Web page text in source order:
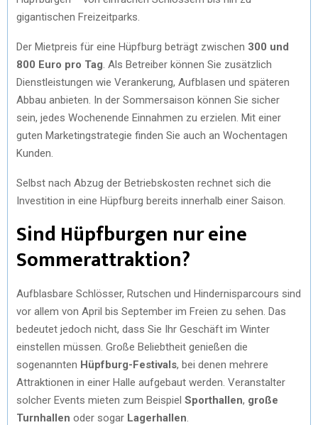
gigantischen Freizeitparks.
Der Mietpreis für eine Hüpfburg beträgt zwischen 300 und
800 Euro pro Tag . Als Betreiber können Sie zusätzlich
Dienstleistungen wie Verankerung, Aufblasen und späteren
Abbau anbieten. In der Sommersaison können Sie sicher
sein, jedes Wochenende Einnahmen zu erzielen. Mit einer
guten Marketingstrategie finden Sie auch an Wochentagen
Kunden.
Selbst nach Abzug der Betriebskosten rechnet sich die
Investition in eine Hüpfburg bereits innerhalb einer Saison.
Sind Hüpfburgen nur eine
Sommerattraktion?
Aufblasbare Schlösser, Rutschen und Hindernisparcours sind
vor allem von April bis September im Freien zu sehen. Das
bedeutet jedoch nicht, dass Sie Ihr Geschäft im Winter
einstellen müssen. Große Beliebtheit genießen die
sogenannten Hüpfburg-Festivals, bei denen mehrere
Attraktionen in einer Halle aufgebaut werden. Veranstalter
solcher Events mieten zum Beispiel Sporthallen, große
Turnhallen oder sogar Lagerhallen